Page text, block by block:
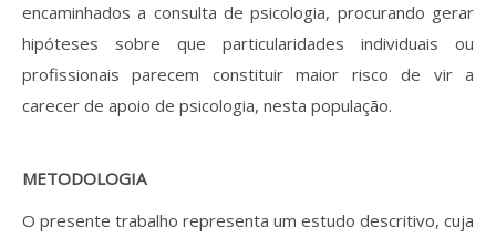
encaminhados a consulta de psicologia, procurando gerar
hipóteses sobre que particularidades individuais ou
profissionais parecem constituir maior risco de vir a
carecer de apoio de psicologia, nesta população.
METODOLOGIA
O presente trabalho representa um estudo descritivo, cuja